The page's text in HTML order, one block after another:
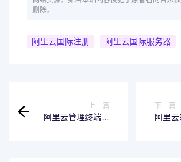
删除。
阿里云国际注册 阿里云国际服务器
上一篇
阿里云管理终端登
下一篇
阿里云